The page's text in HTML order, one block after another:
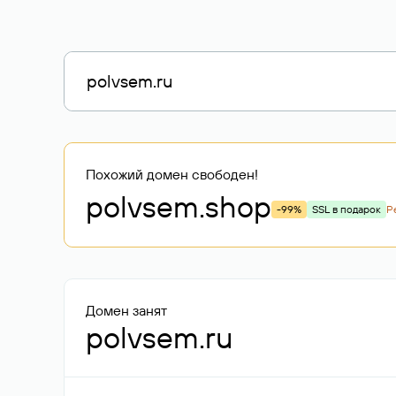
Похожий домен свободен!
polvsem.shop -99% SSL в подарок
Домен занят
polvsem.ru